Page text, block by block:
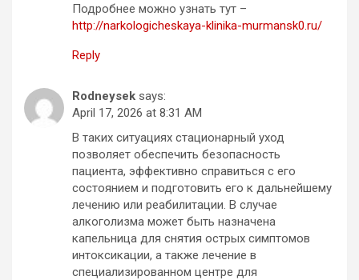
Подробнее можно узнать тут –
http://narkologicheskaya-klinika-murmansk0.ru/
Reply
Rodneysek says:
April 17, 2026 at 8:31 AM
В таких ситуациях стационарный уход
позволяет обеспечить безопасность
пациента, эффективно справиться с его
состоянием и подготовить его к дальнейшему
лечению или реабилитации. В случае
алкоголизма может быть назначена
капельница для снятия острых симптомов
интоксикации, а также лечение в
специализированном центре для